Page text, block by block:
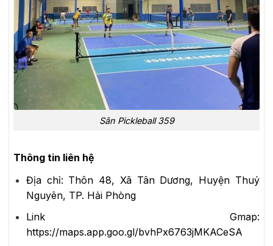
Sân Pickleball 359
Thông tin liên hệ
Địa chỉ: Thôn 48, Xã Tân Dương, Huyện Thuỷ
Nguyên, TP. Hải Phòng
Link Gmap:
https://maps.app.goo.gl/bvhPx6763jMKACeSA